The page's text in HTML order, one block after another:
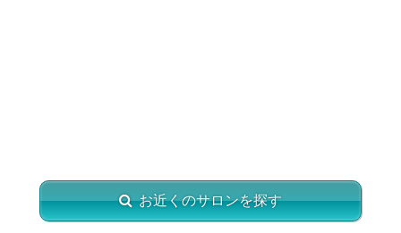
お近くのサロンを探す